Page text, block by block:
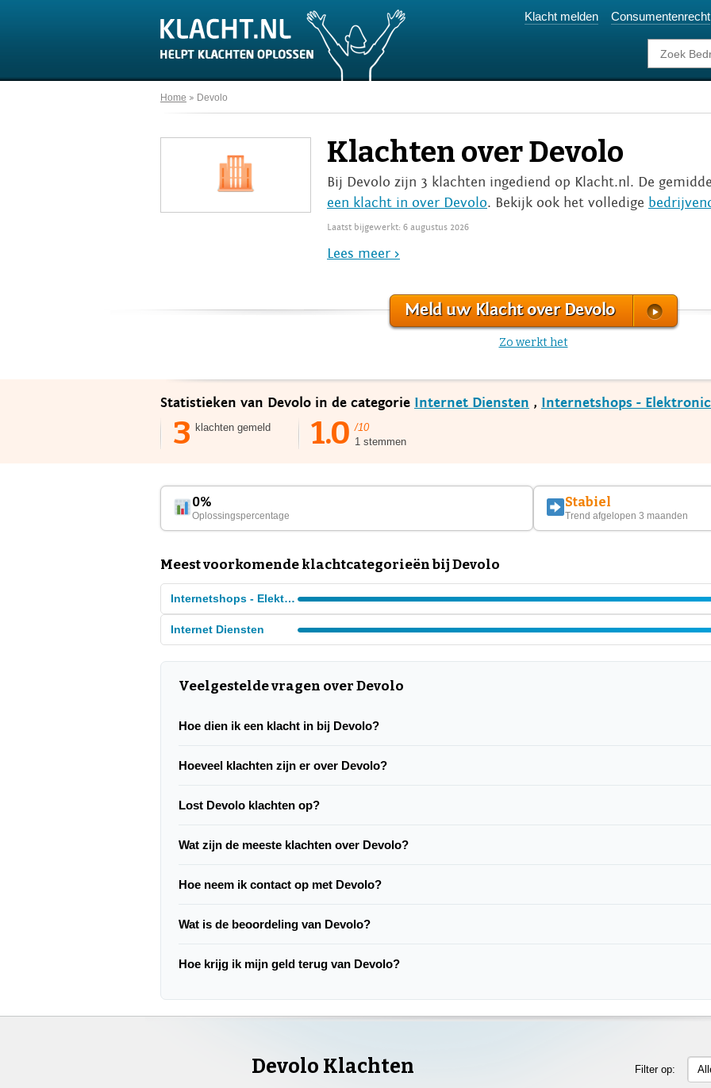
Klacht melden Consumentenrecht
Home Devolo
Klachten over Devolo
Bij Devolo zijn 3 klachten ingediend op Klacht.nl. De
een klacht in over Devolo. Bekijk ook het volledige
Laatst bijgewerkt: 6 augustus 2026
Lees meer >
Meld uw Klacht over Devolo
Zo werkt het
Statistieken van Devolo in de categorie Internet Diensten , Internetshops -
3 klachten gemeld 1.0 /10
1 stemmen
0%
Oplossingspercentage
Stabiel
Trend afgelopen 3 maanden
Meest voorkomende klachtcategorieën bij Devolo
Internetshops - Elektronica
Internet Diensten
Veelgestelde vragen over Devolo
Hoe dien ik een klacht in bij Devolo?
Hoeveel klachten zijn er over Devolo?
Lost Devolo klachten op?
Wat zijn de meeste klachten over Devolo?
Hoe neem ik contact op met Devolo?
Wat is de beoordeling van Devolo?
Hoe krijg ik mijn geld terug van Devolo?
Devolo Klachten Filter op: